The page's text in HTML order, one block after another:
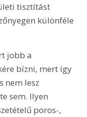
tisztítást
különféle
jobb a
bízni, mert így
nem lesz
sem. Ilyen
poros-,